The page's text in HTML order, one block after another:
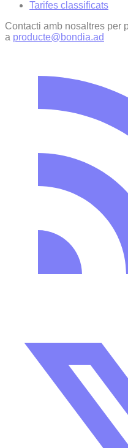
Tarifes classificats
Contacti amb nosaltres per
a producte@bondia.ad